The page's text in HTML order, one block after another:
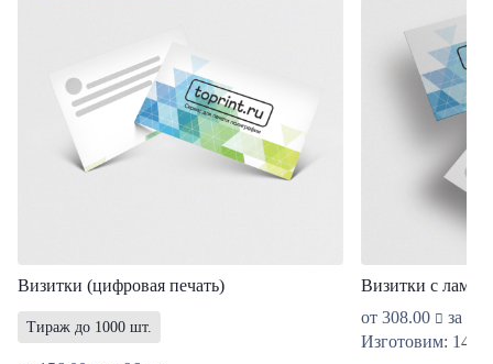
Визитки (цифровая печать)
Тираж до 1000 шт.
Визитки с
от 308.00
за 96
Изготовим: 14